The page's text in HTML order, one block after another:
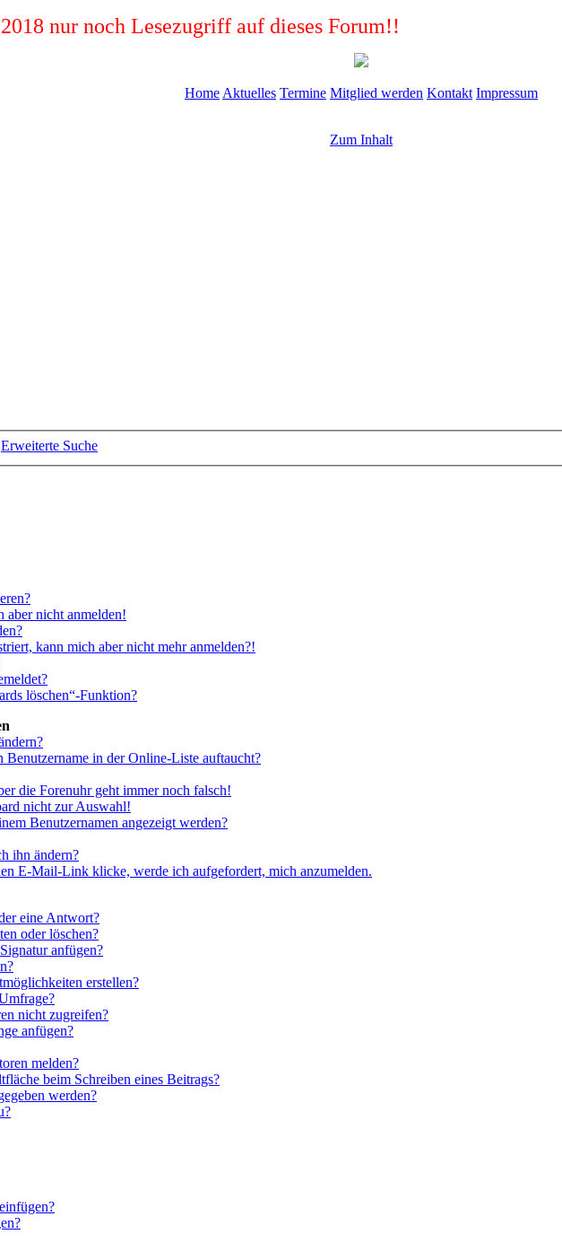
nur noch Lesezugriff auf dieses Forum!!
Home Aktuelles Termine Mitglied werden Kontakt Impressum
Zum Inhalt
Erweiterte Suche
aber nicht anmelden!
kann mich aber nicht mehr anmelden?!
löschen“-Funktion?
Benutzername in der Online-Liste auftaucht?
die Forenuhr geht immer noch falsch!
nicht zur Auswahl!
Benutzernamen angezeigt werden?
ihn ändern?
E-Mail-Link klicke, werde ich aufgefordert, mich anzumelden.
eine Antwort?
oder löschen?
anfügen?
erstellen?
nicht zugreifen?
anfügen?
melden?
beim Schreiben eines Beitrags?
werden?